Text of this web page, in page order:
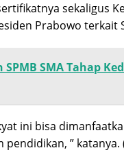
sekaligus
Prabowo terkait
SPMB SMA Tahap
ini bisa
” katanya.